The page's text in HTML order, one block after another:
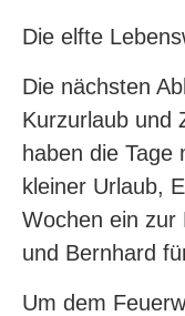
Die elfte
Die nächsten
Kurzurlaub und
haben die
kleiner Urlaub,
Wochen ein zur
und Bernhard
Um dem